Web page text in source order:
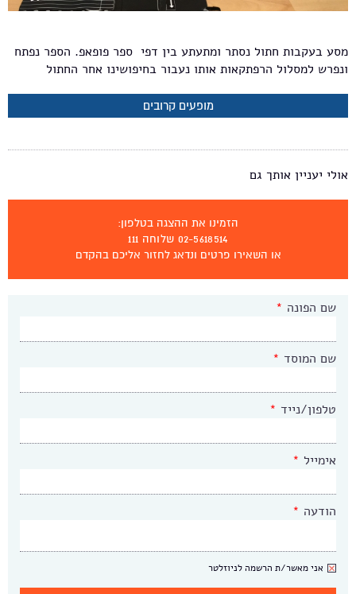
הזמינו את ההצגה בטלפון:
02-5618514 שלוחה 111
או השאירו פרטים ונדאג לחזור אליכם בהקדם
שם הפונה *
שם המוסד *
טלפון/נייד *
אימייל *
הודעה *
ניוזלטר
אני מאשר/ת הרשמה לניוזלטר
מסע בעקבות חתול נסתר ומתעתע בין דפי ספר פופאפ. הספר נפתח
ונפרש למסלול הרפתקאות אותו נעבור בחיפושינו אחר החתול
מופעים קרובים
אולי יעניין אותך גם